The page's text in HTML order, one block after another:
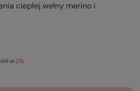
ciepłej wełny merino i
zł0%